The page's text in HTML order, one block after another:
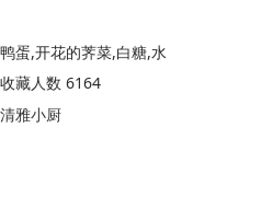
鸭蛋,开花的荠菜,白糖,水
收藏人数 6164
清雅小厨